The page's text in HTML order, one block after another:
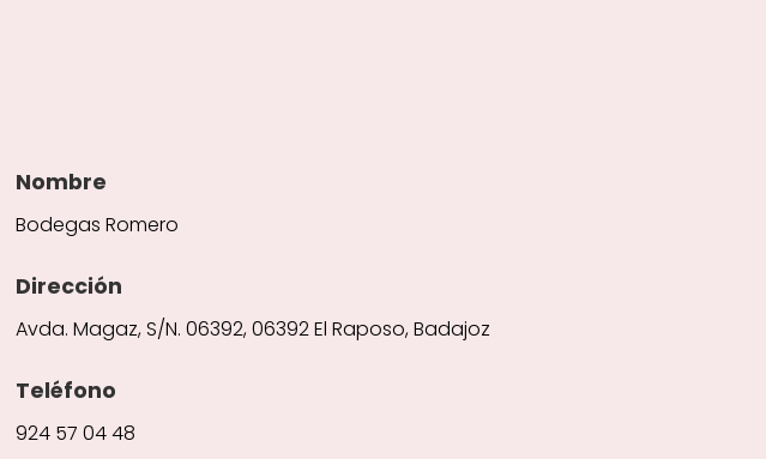
Nombre
Bodegas Romero
Dirección
Avda. Magaz, S/N. 06392, 06392 El Raposo, Badajoz
Teléfono
924 57 04 48